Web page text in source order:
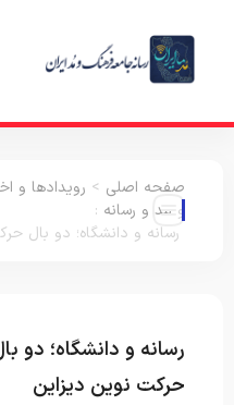
صفحه اصلی > رویدادها و
و مد و رسانه :
رسانه و دانشگاه؛ دو بال
رسانه و دانشگاه؛ دو
حرکت نوین دیزاین